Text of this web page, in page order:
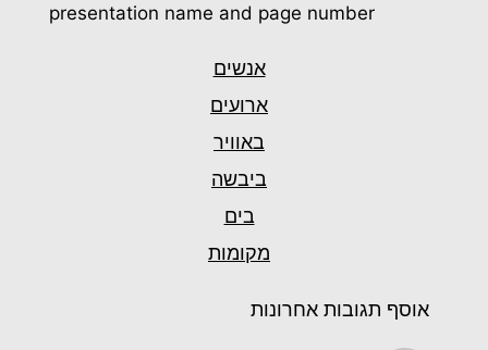
presentation name and page number
אנשים
ארועים
באוויר
ביבשה
בים
מקומות
אוסף תגובות אחרונות